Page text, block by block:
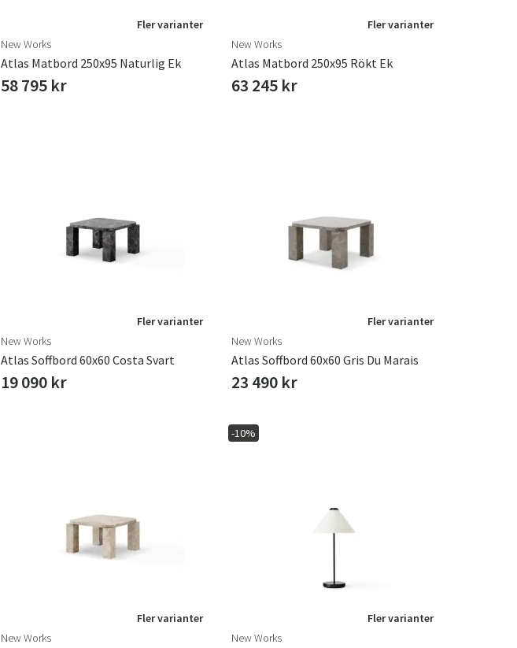
Fler varianter
New Works
Atlas Matbord 250x95 Naturlig Ek
58 795 kr
Fler varianter
New Works
Atlas Matbord 250x95 Rökt Ek
63 245 kr
Fler varianter
New Works
Atlas Soffbord 60x60 Costa Svart
19 090 kr
Fler varianter
New Works
Atlas Soffbord 60x60 Gris Du Marais
23 490 kr
Fler varianter
New Works
-10%
Fler varianter
New Works